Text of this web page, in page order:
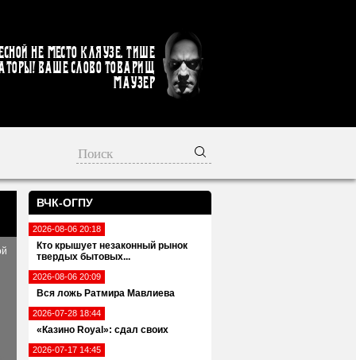
не место кляузе. Тише
Ваше слово товарищ
Маузер
ВЧК-ОГПУ
2026-08-06 20:18
Кто крышует незаконный рынок
твердых бытовых...
2026-08-06 20:09
Вся ложь Ратмира Мавлиева
2026-07-28 18:44
«Казино Royal»: сдал своих
2026-07-17 14:45